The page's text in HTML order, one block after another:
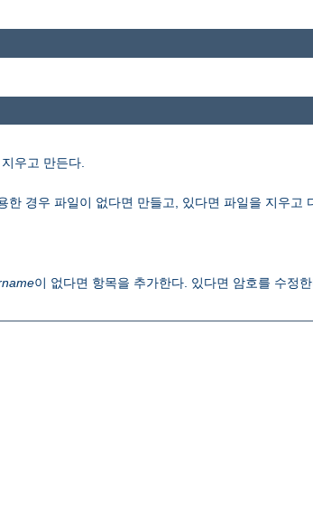
우고 만든다.
한 경우 파일이 없다면 만들고, 있다면 파일을 지우고
이 없다면 항목을 추가한다. 있다면 암호를 수정한